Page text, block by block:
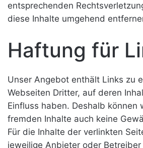
entsprechenden
diese Inhalte umgehend
Haftung für
Unser Angebot enthält Links zu
Webseiten Dritter, auf deren
Einfluss haben. Deshalb können
fremden Inhalte auch keine
Für die Inhalte der verlinkten
jeweilige Anbieter oder